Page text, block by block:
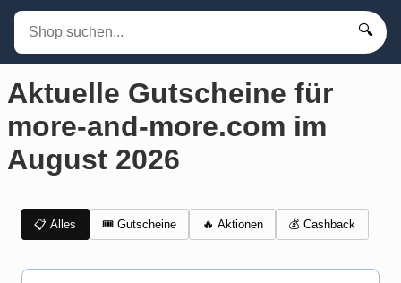
🔍
Aktuelle Gutscheine für
more-and-more.com im
August 2026
📋 Alles 🎟️ Gutscheine 🔥 Aktionen 💰 Cashback